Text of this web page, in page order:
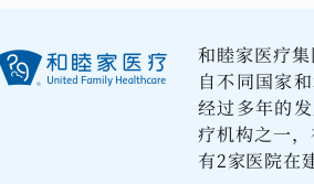
和睦家医疗
自不同国家
经过多年的
疗机构之一
有2家医院在